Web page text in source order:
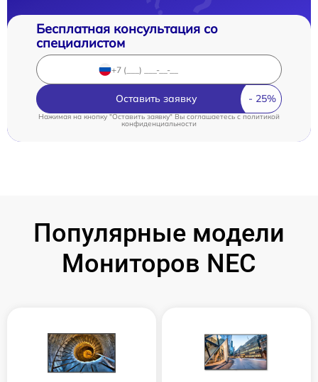
Бесплатная консультация со
специалистом
Оставить заявку
Нажимая на кнопку "Оставить заявку" Вы соглашаетесь cполитикой
конфиденциальности
Популярные модели
Мониторов NEC